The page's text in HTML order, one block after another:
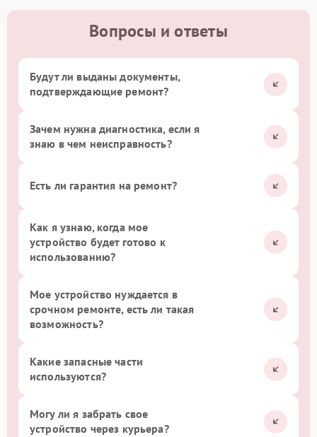
Вопросы и ответы
Будут ли выданы документы,
подтверждающие ремонт?
Зачем нужна диагностика, если я
знаю в чем неисправность?
Есть ли гарантия на ремонт?
Как я узнаю, когда мое
устройство будет готово к
использованию?
Мое устройство нуждается в
срочном ремонте, есть ли такая
возможность?
Какие запасные части
используются?
Могу ли я забрать свое
устройство через курьера?